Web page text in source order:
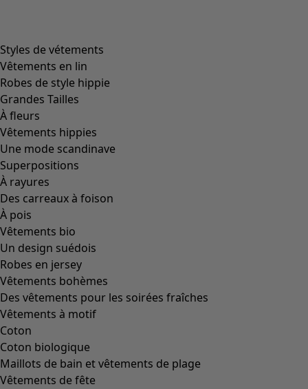
Styles de vétements
Vêtements en lin
Robes de style hippie
Grandes Tailles
À fleurs
Vêtements hippies
Une mode scandinave
Superpositions
À rayures
Des carreaux à foison
À pois
Vêtements bio
Un design suédois
Robes en jersey
Vêtements bohèmes
Des vêtements pour les soirées fraîches
Vêtements à motif
Coton
Coton biologique
Maillots de bain et vêtements de plage
Vêtements de fête